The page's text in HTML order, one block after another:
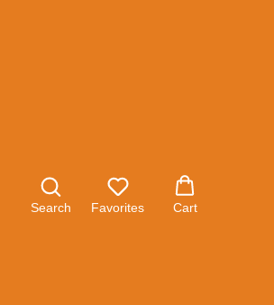
Search Favorites Cart